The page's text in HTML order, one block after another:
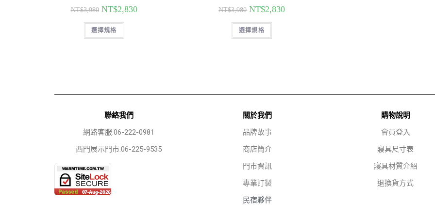
NT$3,980 NT$2,830
選擇規格
NT$3,980 NT$2,830
選擇規格
聯絡我們
網路客服:06-222-0981
西門展示門市:06-225-9535
關於我們
品牌故事
商店簡介
門市資訊
專業訂製
民宿夥伴
購物說明
會員登入
寢具尺寸表
寢具材質介紹
退換貨方式